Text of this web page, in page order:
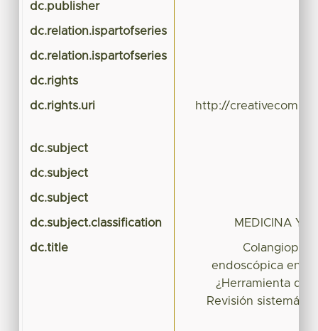
dc.publisher
dc.relation.ispartofseries
dc.relation.ispartofseries
dc.rights
dc.rights.uri http://
dc.subject
dc.subject
dc.subject
dc.subject.classification MEDICINA Y
dc.title
endoscópica en
¿Herramienta
Revisión